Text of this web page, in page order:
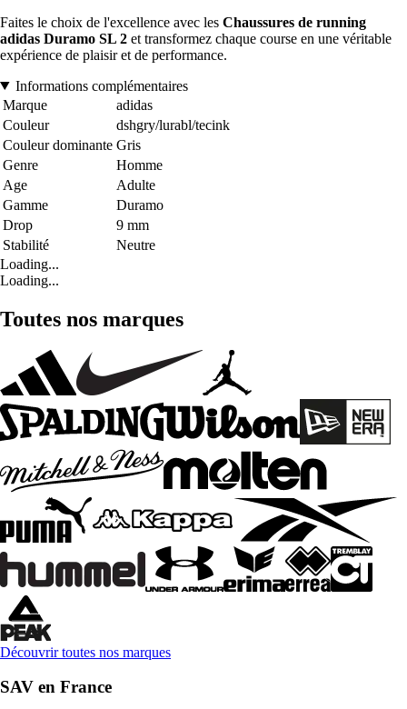
Faites le choix de l'excellence avec les Chaussures de running
adidas Duramo SL 2 et transformez chaque course en une véritable
expérience de plaisir et de performance.
Informations complémentaires
Marque
adidas
Couleur
dshgry/lurabl/tecink
Couleur dominante Gris
Genre
Homme
Age
Adulte
Gamme
Duramo
Drop
9 mm
Stabilité
Neutre
Loading...
Loading...
Toutes nos marques
Découvrir toutes nos marques
SAV en France